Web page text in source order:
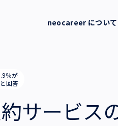
neocareer について
％が
回答
サービス